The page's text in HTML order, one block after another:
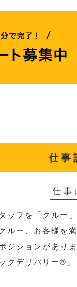
仕事
仕事
ッフを「クルー
ルー、お客様を
ジションがありま
クデリバリー®︎